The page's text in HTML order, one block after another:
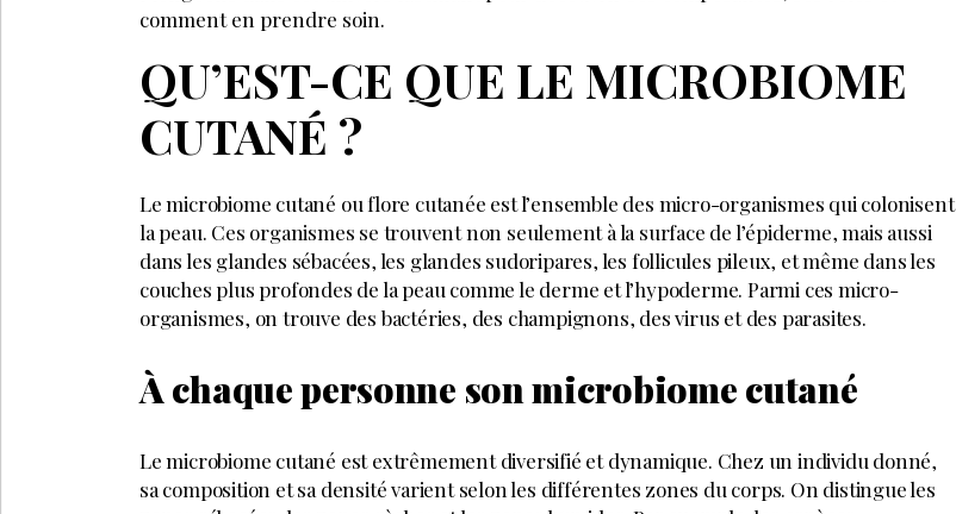
comment en prendre soin.
QU’EST-CE QUE LE MICROBIOME
CUTANÉ ?
Le microbiome cutané ou flore cutanée est l’ensemble des micro-organismes qui colonisent
la peau. Ces organismes se trouvent non seulement à la surface de l’épiderme, mais aussi
dans les glandes sébacées, les glandes sudoripares, les follicules pileux, et même dans les
couches plus profondes de la peau comme le derme et l’hypoderme. Parmi ces micro-
organismes, on trouve des bactéries, des champignons, des virus et des parasites.
À chaque personne son microbiome cutané
Le microbiome cutané est extrêmement diversifié et dynamique. Chez un individu donné,
sa composition et sa densité varient selon les différentes zones du corps. On distingue les